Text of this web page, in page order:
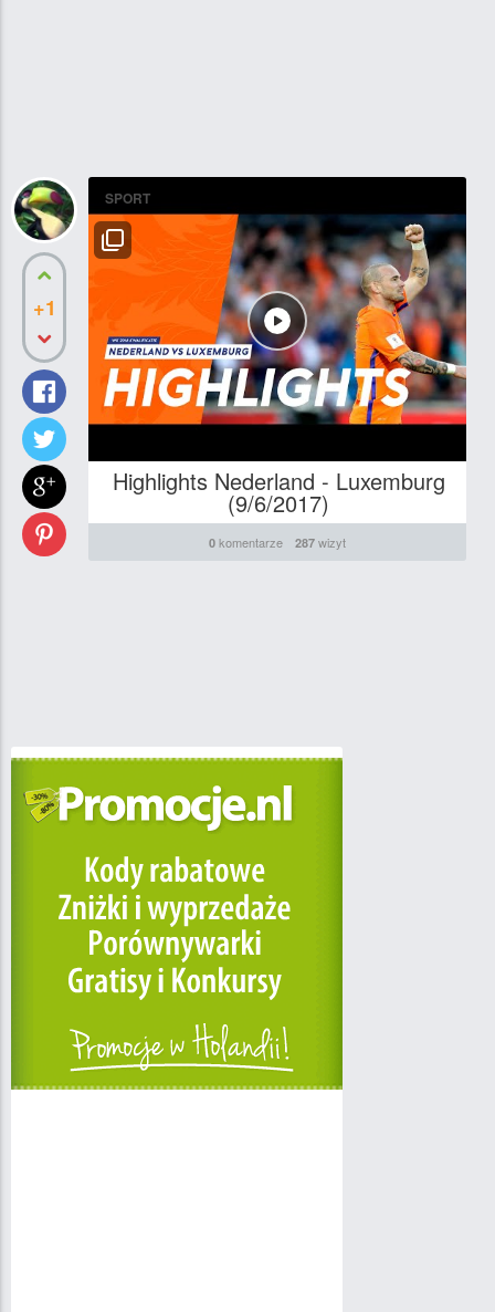
+1
SPORT
Highlights Nederland - Luxemburg
(9/6/2017)
0 komentarze 287 wizyt